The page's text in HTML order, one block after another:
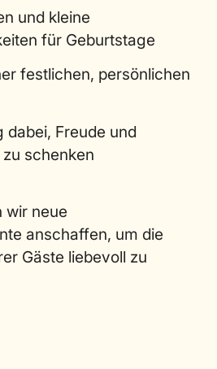
und kleine
für Geburtstage
festlichen, persönlichen
dabei, Freude und
schenken
wir neue
anschaffen, um die
Gäste liebevoll zu